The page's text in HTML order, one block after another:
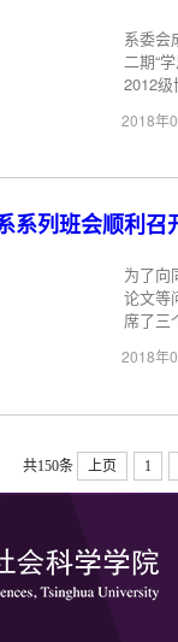
系委会
二期“
2012
2018年
系列班会顺利召
为了向
论文等
席了三
2018年
共150条 上页 1